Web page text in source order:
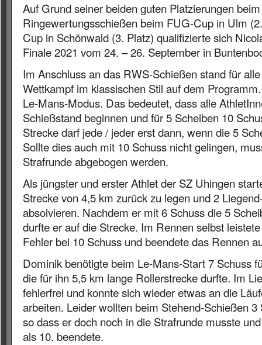
Auf Grund seiner beiden guten Platzierungen beim
Ringewertungsschießen beim FUG-Cup in Ulm
Cup in Schönwald (3. Platz) qualifizierte sich
Finale 2021 vom 24. – 26. September in
Im Anschluss an das RWS-Schießen stand für
Wettkampf im klassischen Stil auf dem
Le-Mans-Modus. Das bedeutet, dass alle
Schießstand beginnen und für 5 Scheiben 10
Strecke darf jede / jeder erst dann, wenn die 5
Sollte dies auch mit 10 Schuss nicht gelingen,
Strafrunde abgebogen werden.
Als jüngster und erster Athlet der SZ Uhingen
Strecke von 4,5 km zurück zu legen und 2
absolvieren. Nachdem er mit 6 Schuss die 5
durfte er auf die Strecke. Im Rennen selbst
Fehler bei 10 Schuss und beendete das Rennen
Dominik benötigte beim Le-Mans-Start 7 Schuss
die für ihn 5,5 km lange Rollerstrecke durfte. Im
fehlerfrei und konnte sich wieder etwas an die
arbeiten. Leider wollten beim Stehend-Schießen 3
so dass er doch noch in die Strafrunde musste
als 10. beendete.